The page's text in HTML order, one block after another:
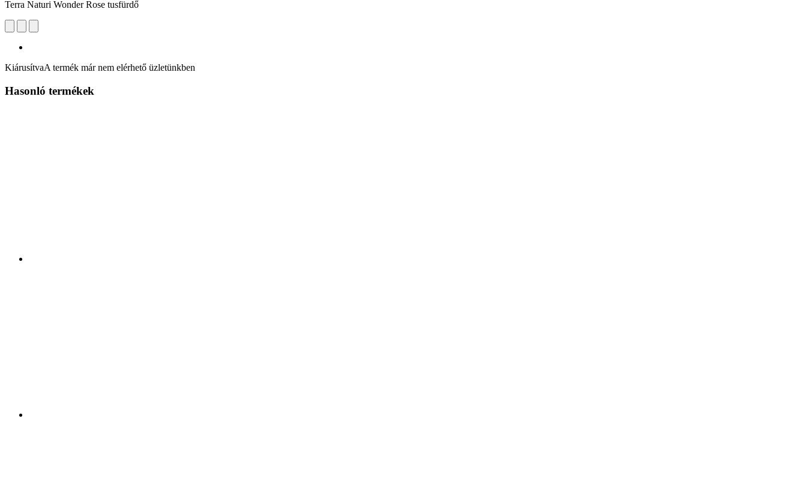
Terra Naturi Wonder Rose tusfürdő
KiárusítvaA termék már nem elérhető üzletünkben
Hasonló termékek